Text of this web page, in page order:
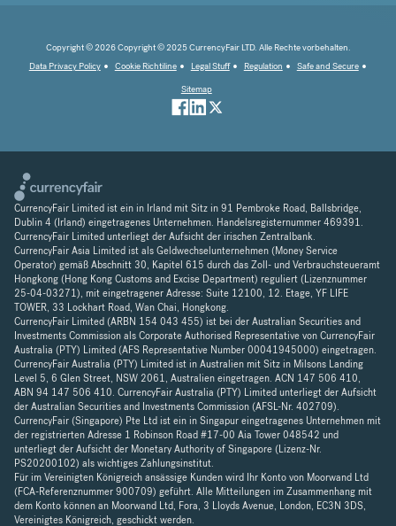
Copyright © 2026 Copyright © 2025 CurrencyFair LTD. Alle Rechte vorbehalten.
Data Privacy Policy
Cookie Richtiline Legal Stuff Regulation
Safe and Secure
Sitemap
CurrencyFair Limited ist ein in Irland mit Sitz in 91 Pembroke Road, Ballsbridge,
Dublin 4 (Irland) eingetragenes Unternehmen. Handelsregisternummer 469391.
CurrencyFair Limited unterliegt der Aufsicht der irischen Zentralbank.
CurrencyFair Asia Limited ist als Geldwechselunternehmen (Money Service
Operator) gemäß Abschnitt 30, Kapitel 615 durch das Zoll- und Verbrauchsteueramt
Hongkong (Hong Kong Customs and Excise Department) reguliert (Lizenznummer
25-04-03271), mit eingetragener Adresse: Suite 12100, 12. Etage, YF LIFE
TOWER, 33 Lockhart Road, Wan Chai, Hongkong.
CurrencyFair Limited (ARBN 154 043 455) ist bei der Australian Securities and
Investments Commission als Corporate Authorised Representative von CurrencyFair
Australia (PTY) Limited (AFS Representative Number 00041945000) eingetragen.
CurrencyFair Australia (PTY) Limited ist in Australien mit Sitz in Milsons Landing
Level 5, 6 Glen Street, NSW 2061, Australien eingetragen. ACN 147 506 410,
ABN 94 147 506 410. CurrencyFair Australia (PTY) Limited unterliegt der Aufsicht
der Australian Securities and Investments Commission (AFSL-Nr. 402709).
CurrencyFair (Singapore) Pte Ltd ist ein in Singapur eingetragenes Unternehmen mit
der registrierten Adresse 1 Robinson Road #17-00 Aia Tower 048542 und
unterliegt der Aufsicht der Monetary Authority of Singapore (Lizenz-Nr.
PS20200102) als wichtiges Zahlungsinstitut.
Für im Vereinigten Königreich ansässige Kunden wird Ihr Konto von Moorwand Ltd
(FCA-Referenznummer 900709) geführt. Alle Mitteilungen im Zusammenhang mit
dem Konto können an Moorwand Ltd, Fora, 3 Lloyds Avenue, London, EC3N 3DS,
Vereinigtes Königreich, geschickt werden.